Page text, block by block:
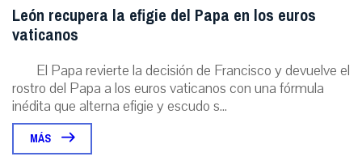
León recupera la efigie del Papa en los euros
vaticanos
El Papa revierte la decisión de Francisco y devuelve el
rostro del Papa a los euros vaticanos con una fórmula
inédita que alterna efigie y escudo s...
MÁS